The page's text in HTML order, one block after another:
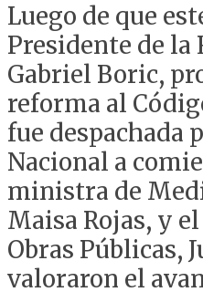
Luego de que
Presidente de la
Gabriel Boric,
reforma al
fue despachada
Nacional a
ministra de
Maisa Rojas, y
Obras Públicas,
valoraron el